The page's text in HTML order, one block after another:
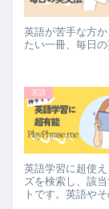
英語が苦手な方
たい一冊、毎日の
英語
英語学習に超使
ズを検索し、該
トです。英語や